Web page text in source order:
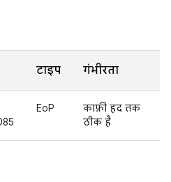
टाइप गंभीरता
EoP
काफ़ी हद तक
ठीक है